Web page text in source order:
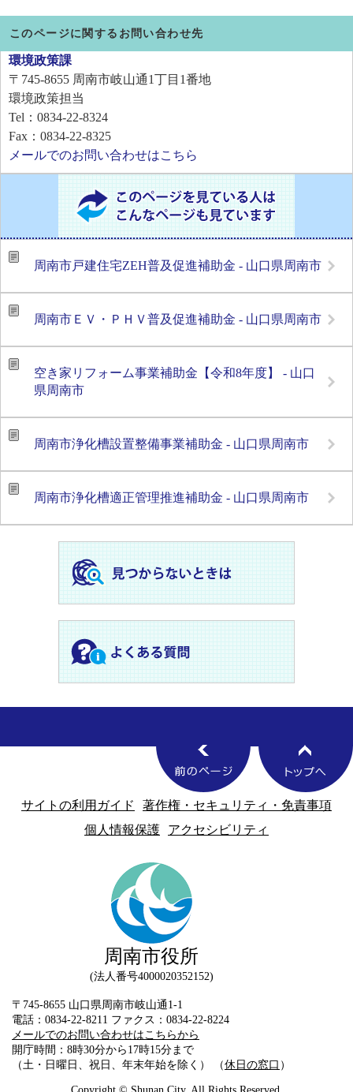
このページに関するお問い合わせ先
環境政策課
〒745-8655 周南市岐山通1丁目1番地
環境政策担当
Tel：0834-22-8324
Fax：0834-22-8325
メールでのお問い合わせはこちら
周南市戸建住宅ZEH普及促進補助金 - 山口県周南市
周南市ＥＶ・ＰＨＶ普及促進補助金 - 山口県周南市
空き家リフォーム事業補助金【令和8年度】 - 山口
県周南市
周南市浄化槽設置整備事業補助金 - 山口県周南市
周南市浄化槽適正管理推進補助金 - 山口県周南市
サイトの利用ガイド
著作権・セキュリティ・免責事項
個人情報保護
アクセシビリティ
周南市役所
法人番号4000020352152
〒745-8655 山口県周南市岐山通1-1
電話：0834-22-8211 ファクス：0834-22-8224
メールでのお問い合わせはこちらから
開庁時間：8時30分から17時15分まで
（土・日曜日、祝日、年末年始を除く） （休日の窓口 ）